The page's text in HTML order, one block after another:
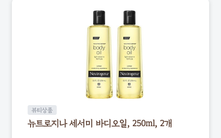
뷰티상품
뉴트로지나 세서미 바디오일, 250ml, 2개